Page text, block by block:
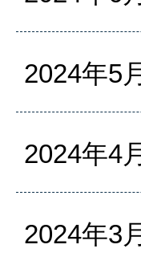
2024年5月
2024年4月
2024年3月